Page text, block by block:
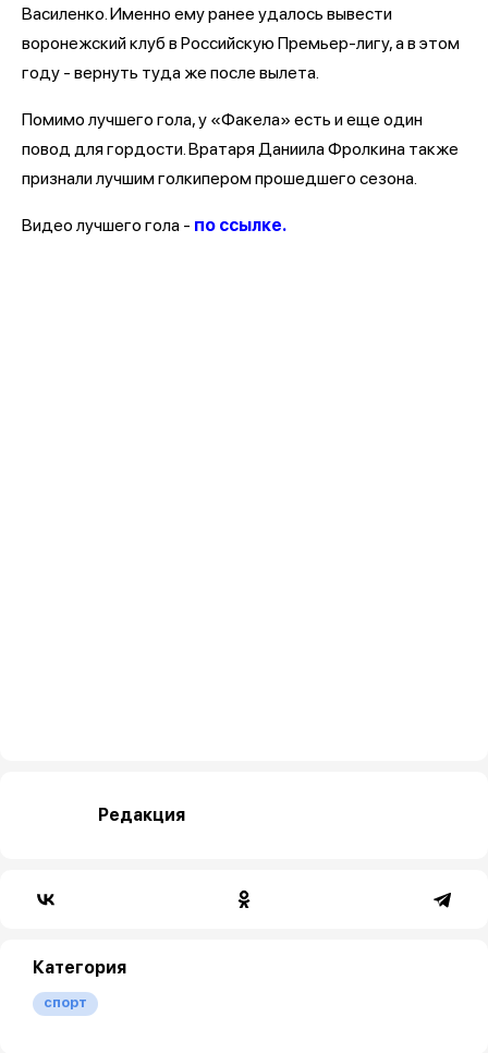
Василенко. Именно ему ранее удалось вывести
воронежский клуб в Российскую Премьер-лигу, а в этом
году - вернуть туда же после вылета.
Помимо лучшего гола, у «Факела» есть и еще один
повод для гордости. Вратаря Даниила Фролкина также
признали лучшим голкипером прошедшего сезона.
Видео лучшего гола - по ссылке.
Редакция
Категория
спорт